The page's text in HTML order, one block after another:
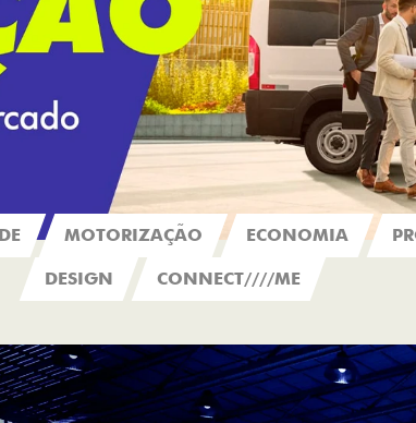
MOTORIZAÇÃO ECONOMIA
DESIGN CONNECT////ME